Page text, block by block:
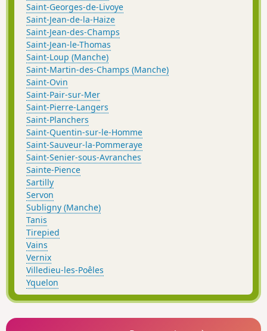
Saint-Georges-de-Livoye
Saint-Jean-de-la-Haize
Saint-Jean-des-Champs
Saint-Jean-le-Thomas
Saint-Loup (Manche)
Saint-Martin-des-Champs (Manche)
Saint-Ovin
Saint-Pair-sur-Mer
Saint-Pierre-Langers
Saint-Planchers
Saint-Quentin-sur-le-Homme
Saint-Sauveur-la-Pommeraye
Saint-Senier-sous-Avranches
Sainte-Pience
Sartilly
Servon
Subligny (Manche)
Tanis
Tirepied
Vains
Vernix
Villedieu-les-Poêles
Yquelon